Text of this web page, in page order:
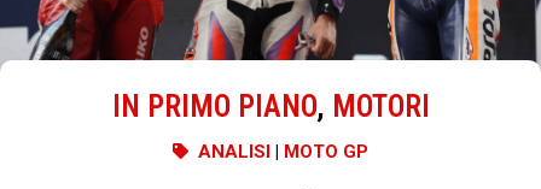
IN PRIMO PIANO, MOTORI
ANALISI | MOTO GP